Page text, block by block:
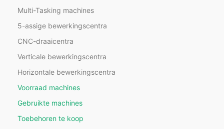
Multi-Tasking machines
5-assige bewerkingscentra
CNC-draaicentra
Verticale bewerkingscentra
Horizontale bewerkingscentra
Voorraad machines
Gebruikte machines
Toebehoren te koop